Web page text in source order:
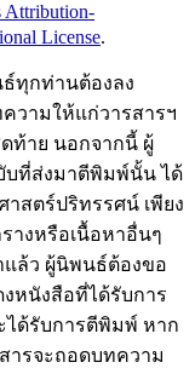
Attribution-
License.
ทุกท่านต้องลง
วามให้แก่วารสารฯ
ท้าย นอกจากนี้ ผู้
ที่ส่งมาตีพิมพ์นั้น ได้
สตร์ปริทรรศน์ เพียง
างหรือเนื้อหาอื่นๆ
ล้ว ผู้นิพนธ์ต้องขอ
หนังสือที่ได้รับการ
ด้รับการตีพิมพ์ หาก
ารจะถอดบทความ